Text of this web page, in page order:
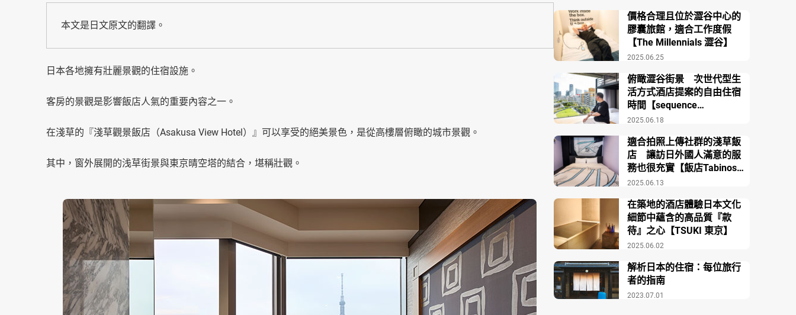
本文是日文原文的翻譯。
日本各地擁有壯麗景觀的住宿設施。
客房的景觀是影響飯店人氣的重要內容之一。
在淺草的『淺草觀景飯店（Asakusa View Hotel）』可以享受的絕美景色，是從高樓層俯瞰的城市景觀。
其中，窗外展開的浅草街景與東京晴空塔的結合，堪稱壯觀。
2025.06.25
價格合理且位於澀谷中心的
膠囊旅館，適合工作度假
【The Millennials 澀谷】
2025.06.18
俯瞰澀谷街景 次世代型生
活方式酒店提案的自由住宿
時間【sequence
MIYASHITA PARK】
2025.06.13
適合拍照上傳社群的淺草飯
店 讓訪日外國人滿意的服
務也很充實【飯店Tabinos
淺草】
2025.06.02
在築地的酒店體驗日本文化
細節中蘊含的高品質『款
待』之心【TSUKI 東京】
2023.07.01
解析日本的住宿：每位旅行
者的指南